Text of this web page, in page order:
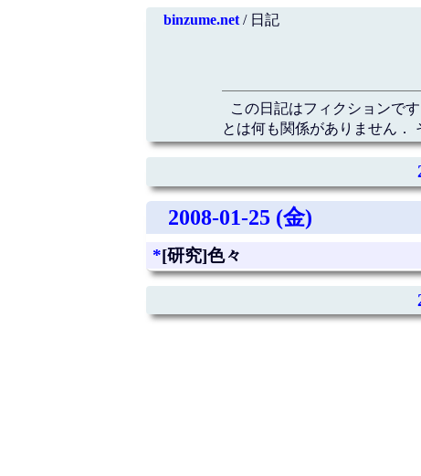
binzume.net/ 日記
この日記はフィクションで
とは何も関係がありません．
2008-01-25 (金)
*[研究]色々